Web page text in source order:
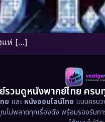
แห่ […]
รวมดูหนังพากย์ไทย ครบ
ย และ หนังออนไลน์ไทย แบบครบ
ไม่พลาดทุกเรื่องดัง พร้อมรองรั